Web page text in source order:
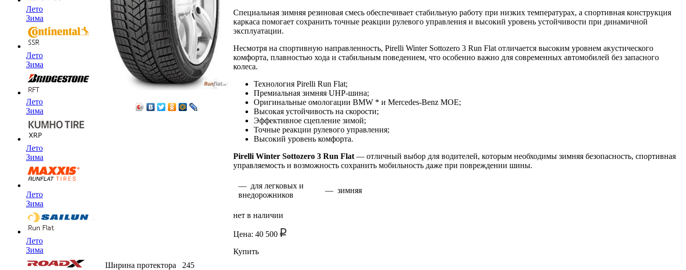
Лето
Зима
Лето
Зима
Лето
Зима
Лето
Зима
Лето
Зима
Лето
Зима
Специальная зимняя резиновая смесь обеспечивает стабильную работу при низких температурах, а спортивная конструкция
каркаса помогает сохранить точные реакции рулевого управления и высокий уровень устойчивости при динамичной
эксплуатации.
Несмотря на спортивную направленность, Pirelli Winter Sottozero 3 Run Flat отличается высоким уровнем акустического
комфорта, плавностью хода и стабильным поведением, что особенно важно для современных автомобилей без запасного
колеса.
Технология Pirelli Run Flat;
Премиальная зимняя UHP-шина;
Оригинальные омологации BMW * и Mercedes-Benz MOE;
Высокая устойчивость на скорости;
Эффективное сцепление зимой;
Точные реакции рулевого управления;
Высокий уровень комфорта.
Pirelli Winter Sottozero 3 Run Flat — отличный выбор для водителей, которым необходимы зимняя безопасность, спортивная
управляемость и возможность сохранить мобильность даже при повреждении шины.
— для легковых и
внедорожников
— зимняя
нет в наличии
Цена: 40 500
Купить
Ширина протектора
245